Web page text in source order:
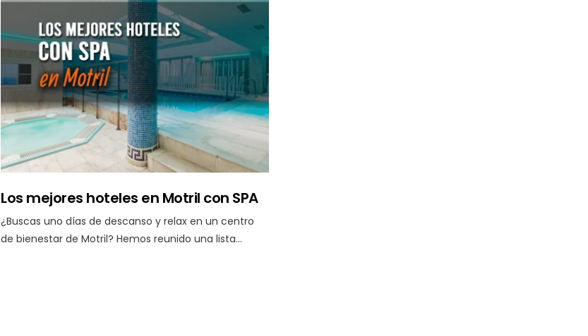
Los mejores hoteles en Motril con SPA
¿Buscas uno días de descanso y relax en un centro
de bienestar de Motril? Hemos reunido una lista…